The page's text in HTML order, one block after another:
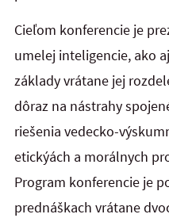
Cieľom konferencie je
umelej inteligencie, ako
základy vrátane jej
dôraz na nástrahy
riešenia vedecko-
etickýách a morálnych
Program konferencie je
prednáškach vrátane